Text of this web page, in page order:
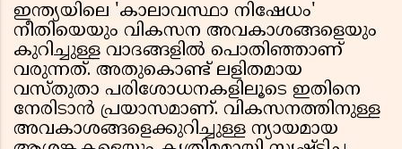
ഇന്ത്യയിലെ 'കാലാവസ്ഥാ നിഷേധം'
നീതിയെയും വികസന അവകാശങ്ങളെയും
കുറിച്ചുള്ള വാദങ്ങളിൽ പൊതിഞ്ഞാണ്
വരുന്നത്. അതുകൊണ്ട് ലളിതമായ
വസ്തുതാ പരിശോധനകളിലൂടെ ഇതിനെ
നേരിടാൻ പ്രയാസമാണ്. വികസനത്തിനുള്ള
അവകാശങ്ങളെക്കുറിച്ചുള്ള ന്യായമായ